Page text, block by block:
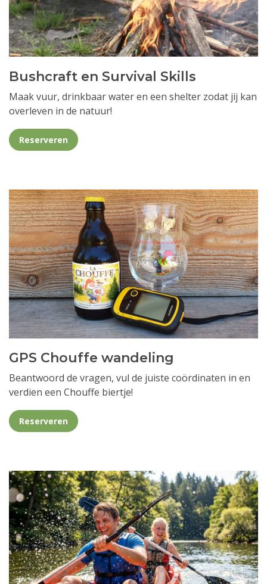
Bushcraft en Survival Skills
Maak vuur, drinkbaar water en een shelter zodat jij kan
overleven in de natuur!
Reserveren
GPS Chouffe wandeling
Beantwoord de vragen, vul de juiste coördinaten in en
verdien een Chouffe biertje!
Reserveren